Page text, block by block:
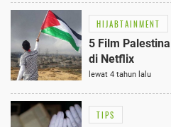
HIJABTAINMENT
5 Film
di Netflix
lewat 4 tahun lalu
TIPS